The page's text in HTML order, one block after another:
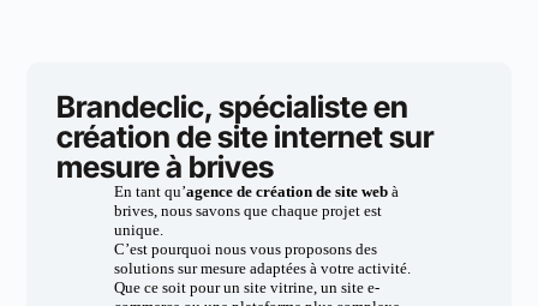
Brandeclic, spécialiste en
création de site internet sur
mesure à brives
En tant qu’agence de création de site webà
brives, nous savons que chaque projet est
unique.
C’est pourquoi nous vous proposons des
solutions sur mesure adaptées à votre activité.
Que ce soit pour un site vitrine, un site e-